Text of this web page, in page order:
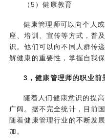
（5）健康教育
健康管理师可以向个人
座、培训、宣传等方式，普
识。他们可以向不同人群传
解健康的重要性，掌握自我
3，健康管理师的职业前
随着人们健康意识的提
广阔。据不完全统计，目前
随着健康管理行业的不断发
加。